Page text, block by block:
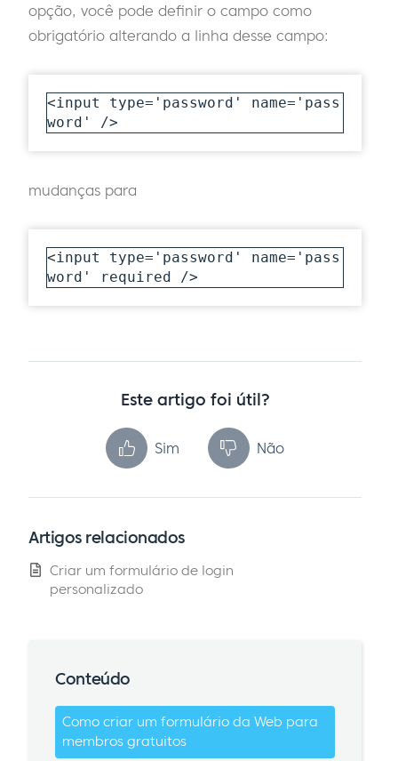
opção, você pode definir o campo como
obrigatório alterando a linha desse campo:
<input type='password' name='pass
word' />
mudanças para
<input type='password' name='pass
word' required />
Este artigo foi útil?
Sim Não
Artigos relacionados
Criar um formulário de login
personalizado
Conteúdo
Como criar um formulário da Web para
membros gratuitos